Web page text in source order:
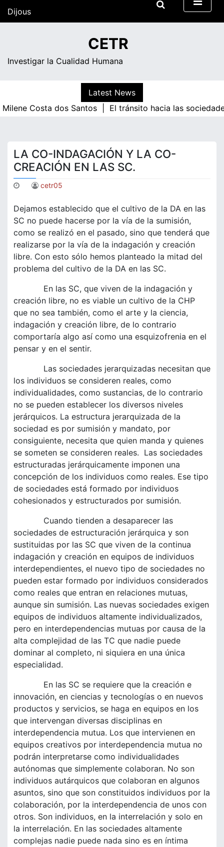
Dijous
CETR
Investigar la Cualidad Humana
Latest News
Costa dos Santos |El tránsito hacia las sociedades
LA CO-INDAGACIÓN Y LA CO-
CREACIÓN EN LAS SC.
cetr05
Dejamos establecido que el cultivo de la DA en las
SC no puede hacerse por la vía de la sumisión,
como se realizó en el pasado, sino que tenderá que
realizarse por la vía de la indagación y creación
libre. Con esto sólo hemos planteado la mitad del
problema del cultivo de la DA en las SC.
En las SC, que viven de la indagación y
creación libre, no es viable un cultivo de la CHP
que no sea también, como el arte y la ciencia,
indagación y creación libre, de lo contrario
comportaría algo así como una esquizofrenia en el
pensar y en el sentir.
Las sociedades jerarquizadas necesitan que
los individuos se consideren reales, como
individualidades, como sustancias, de lo contrario
no se pueden establecer los diversos niveles
jerárquicos. La estructura jerarquizada de la
sociedad es por sumisión y mandato, por
consiguiente, necesita que quien manda y quienes
se someten se consideren reales. Las sociedades
estructuradas jerárquicamente imponen una
concepción de los individuos como reales. Ese tipo
de sociedades está formado por individuos
cohesionados y estructurados por sumisión.
Cuando tienden a desaparecer las
sociedades de estructuración jerárquica y son
sustituidas por las SC que viven de la continua
indagación y creación en equipos de individuos
interdependientes, el nuevo tipo de sociedades no
pueden estar formado por individuos considerados
como reales que entran en relaciones mutuas,
aunque sin sumisión. Las nuevas sociedades exigen
equipos de individuos altamente individualizados,
pero en interdependencias mutuas por causa de la
alta complejidad de las TC que nadie puede
dominar al completo, ni siquiera en una única
especialidad.
En las SC se requiere que la creación e
innovación, en ciencias y tecnologías o en nuevos
productos y servicios, se haga en equipos en los
que intervengan diversas disciplinas en
interdependencia mutua. Los que intervienen en
equipos creativos por interdependencia mutua no
podrán interpretarse como individualidades
autónomas que simplemente colaboran. No son
individuos autárquicos que colaboran en algunos
asuntos, sino que son constituidos individuos por la
colaboración, por la interdependencia de unos con
otros. Son individuos, en la interrelación y solo en
la interrelación. En las sociedades altamente
complejas nadie puede nada sino es en íntima